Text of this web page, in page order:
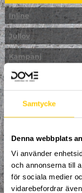
Samtycke
Denna webbplats
Vi använder
och annonserna till
för sociala medier
vidarebefordrar
Inline
Jullov
Kampanj
Kickbike
Klättring
LAN
Multisport
Mässa